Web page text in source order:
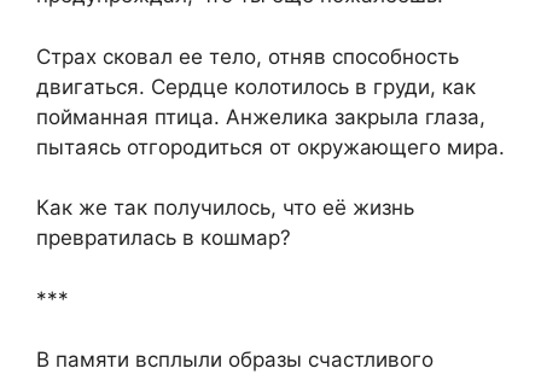
Страх сковал ее тело, отняв способность
двигаться. Сердце колотилось в груди, как
пойманная птица. Анжелика закрыла глаза,
пытаясь отгородиться от окружающего мира.
Как же так получилось, что её жизнь
превратилась в кошмар?
***
В памяти всплыли образы счастливого